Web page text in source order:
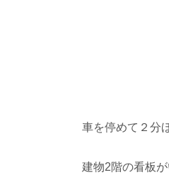
車を停めて２分
建物2階の看板が